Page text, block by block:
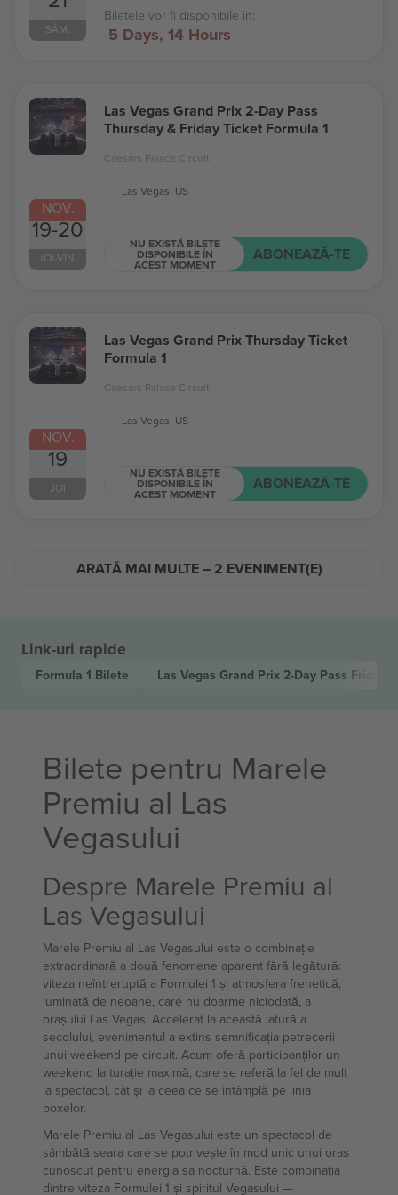
SÂM.
Biletele vor fi disponibile în:
5 Days, 14 Hours
NOV.
19-20
JOI-VIN.
Las Vegas Grand Prix 2-Day Pass
Thursday & Friday Ticket Formula 1
Caesars Palace Circuit
Las Vegas, US
NU EXISTĂ BILETE
DISPONIBILE ÎN
ACEST MOMENT
ABONEAZĂ-TE
NOV.
19
JOI
Las Vegas Grand Prix Thursday Ticket
Formula 1
Caesars Palace Circuit
Las Vegas, US
NU EXISTĂ BILETE
DISPONIBILE ÎN
ACEST MOMENT
ABONEAZĂ-TE
ARATĂ MAI MULTE – 2 EVENIMENT(E)
Link-uri rapide
Formula 1 Bilete Las Vegas Grand Prix 2-Day Pass Friday
Bilete pentru Marele
Premiu al Las
Vegasului
Despre Marele Premiu al
Las Vegasului
Marele Premiu al Las Vegasului este o combinație
extraordinară a două fenomene aparent fără legătură:
viteza neîntreruptă a Formulei 1 și atmosfera frenetică,
luminată de neoane, care nu doarme niciodată, a
orașului Las Vegas. Accelerat la această latură a
secolului, evenimentul a extins semnificația petrecerii
unui weekend pe circuit. Acum oferă participanților un
weekend la turație maximă, care se referă la fel de mult
la spectacol, cât și la ceea ce se întâmplă pe linia
boxelor.
Marele Premiu al Las Vegasului este un spectacol de
sâmbătă seara care se potrivește în mod unic unui oraș
cunoscut pentru energia sa nocturnă. Este combinația
dintre viteza Formulei 1 și spiritul Vegasului —